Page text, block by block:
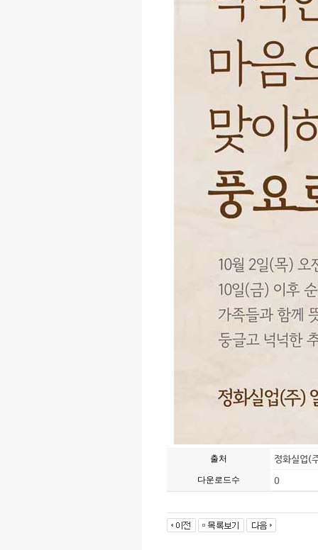
출처 정화실업(
다운로드수 0